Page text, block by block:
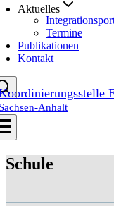
Aktuelles
Termine
Publikationen
Kontakt
Anhalt
Schule